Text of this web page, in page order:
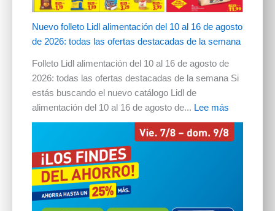
Nuevo folleto Lidl alimentación del 10 al 16 de agosto
de 2026: todas las ofertas destacadas de la semana
Folleto Lidl alimentación del 10 al 16 de agosto de
2026: todas las ofertas destacadas de la semana Si
estás buscando el nuevo catálogo Lidl de
alimentación del 10 al 16 de agosto de... Lee más